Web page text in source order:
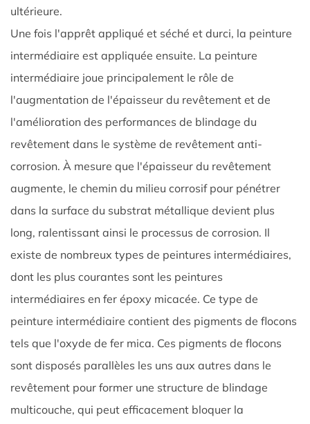
ultérieure. ​
Une fois l'apprêt appliqué et séché et durci, la peinture
intermédiaire est appliquée ensuite. La peinture
intermédiaire joue principalement le rôle de
l'augmentation de l'épaisseur du revêtement et de
l'amélioration des performances de blindage du
revêtement dans le système de revêtement anti-
corrosion. À mesure que l'épaisseur du revêtement
augmente, le chemin du milieu corrosif pour pénétrer
dans la surface du substrat métallique devient plus
long, ralentissant ainsi le processus de corrosion. Il
existe de nombreux types de peintures intermédiaires,
dont les plus courantes sont les peintures
intermédiaires en fer époxy micacée. Ce type de
peinture intermédiaire contient des pigments de flocons
tels que l'oxyde de fer mica. Ces pigments de flocons
sont disposés parallèles les uns aux autres dans le
revêtement pour former une structure de blindage
multicouche, qui peut efficacement bloquer la